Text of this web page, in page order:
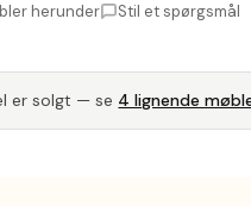
herunder
Stil et spørgsmål
er solgt — se 4 lignende